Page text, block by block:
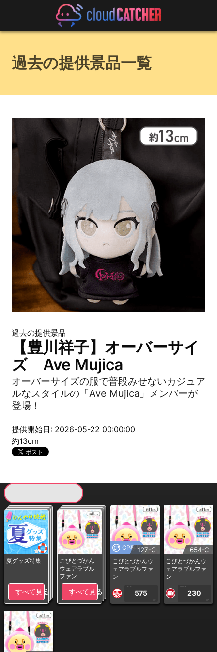
過去の提供景品一覧
過去の提供景品
【豊川祥子】オーバーサイ
ズ Ave Mujica
オーバーサイズの服で普段みせないカジュア
ルなスタイルの「Ave Mujica」メンバーが
登場！
提供開始日: 2026-05-22 00:00:00
約13cm
夏グッズ特集
すべて見る
こびとづかん
ウェアラブル
ファン
すべて見る
CP専用127-C
こびとづかんウ
ェアラブルファ
ン
1PLAY
575
CP
654-C
こびとづかんウ
ェアラブルファ
ン
1PLAY
230
CP